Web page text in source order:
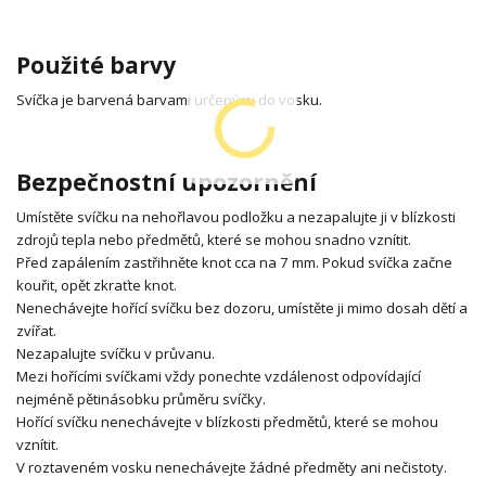
Použité barvy
Svíčka je barvená barvami určenými do vosku.
Bezpečnostní upozornění
Umístěte svíčku na nehořlavou podložku a nezapalujte ji v blízkosti
zdrojů tepla nebo předmětů, které se mohou snadno vznítit.
Před zapálením zastřihněte knot cca na 7 mm. Pokud svíčka začne
kouřit, opět zkraťte knot.
Nenechávejte hořící svíčku bez dozoru, umístěte ji mimo dosah dětí a
zvířat.
Nezapalujte svíčku v průvanu.
Mezi hořícími svíčkami vždy ponechte vzdálenost odpovídající
nejméně pětinásobku průměru svíčky.
Hořící svíčku nenechávejte v blízkosti předmětů, které se mohou
vznítit.
V roztaveném vosku nenechávejte žádné předměty ani nečistoty.